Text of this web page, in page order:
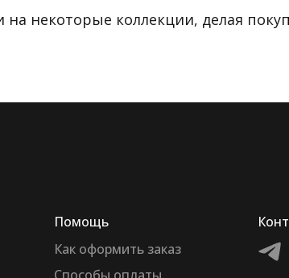
некоторые коллекции, делая
Помощь
Как оформить заказ